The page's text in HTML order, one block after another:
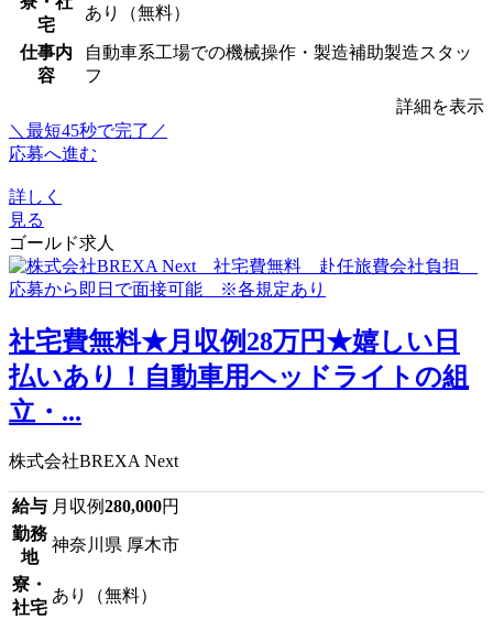
宅
あり（無料）
仕事内
容
自動車系工場での機械操作・製造補助製造スタッ
フ
詳細を表示
＼最短45秒で完了／
応募へ進む
詳しく
見る
ゴールド求人
社宅費無料★月収例28万円★嬉しい日
払いあり！自動車用ヘッドライトの組
立・...
株式会社BREXA Next
給与 月収例280,000円
勤務
地
神奈川県 厚木市
寮・
社宅
あり（無料）